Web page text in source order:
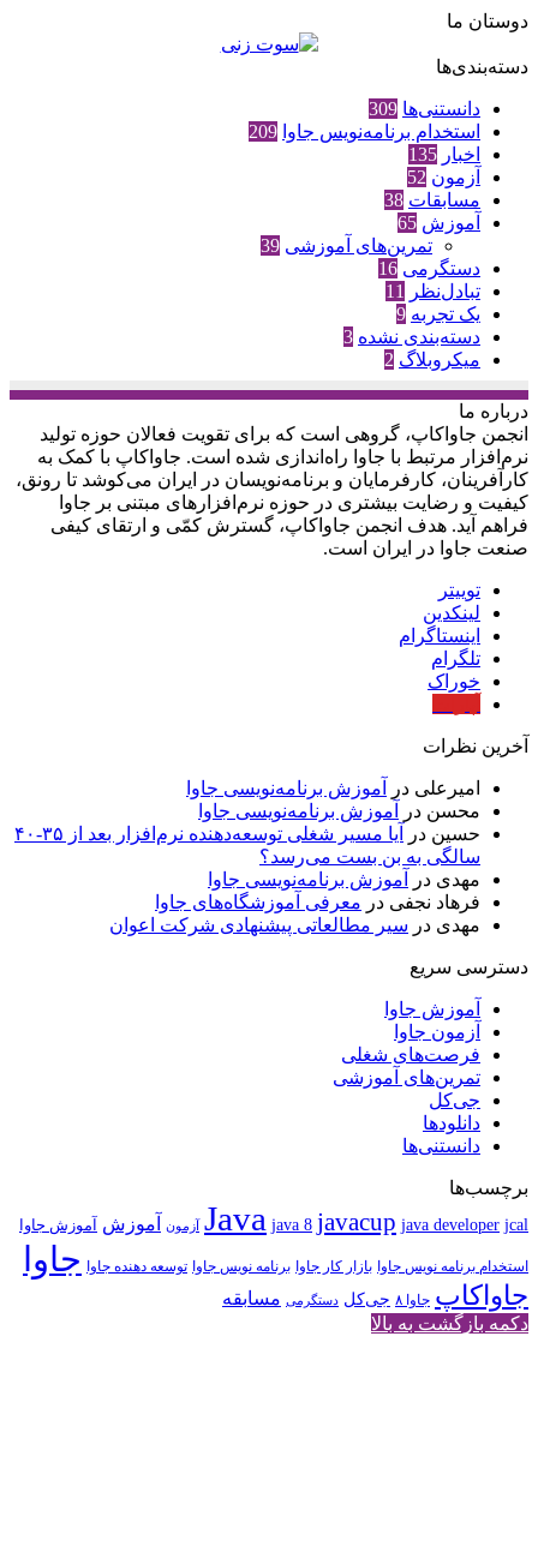
دوستان ما
دسته‌بندی‌ها
دانستنی‌ها 309
استخدام برنامه‌نویس جاوا 209
اخبار 135
آزمون 52
مسابقات 38
آموزش 65
تمرین‌های آموزشی 39
دستگرمی 16
تبادل‌نظر
11
یک تجربه 9
دسته‌بندی نشده 3
میکروبلاگ 2
درباره‌ ما
انجمن جاواکاپ، گروهی است که برای تقویت فعالان حوزه‌ تولید
نرم‌افزار مرتبط با جاوا راه‌اندازی شده است. جاواکاپ با کمک به
کارآفرینان، کارفرمایان و برنامه‌نویسان در ایران می‌کوشد تا رونق،
کیفیت و رضایت بیشتری در حوزه‌ نرم‌افزارهای مبتنی بر جاوا
فراهم آید. هدف انجمن جاواکاپ، گسترش کمّی و ارتقای کیفی
صنعت جاوا در ایران است.
توییتر
لینکدین
اینستاگرام
تلگرام
خوراک
آخرین نظرات
امیرعلی در
آموزش برنامه‌نویسی جاوا
محسن در
آموزش برنامه‌نویسی جاوا
حسین در
آیا مسیر شغلی توسعه‌دهنده نرم‌افزار بعد از ۳۵-۴۰
سالگی به بن بست می‌رسد؟
مهدی در
آموزش برنامه‌نویسی جاوا
فرهاد نجفی در معرفی آموزشگاه‌های جاوا
مهدی در سیر مطالعاتی پیشنهادی شرکت اعوان
دسترسی سریع
آموزش جاوا
آزمون جاوا
فرصت‌های شغلی
تمرین‌های آموزشی
جی‌کل
دانلودها
دانستنی‌ها
برچسب‌ها
Java java 8 javacup java developer jcal آزمون آموزش آموزش جاوا
استخدام برنامه نویس جاوا بازار کار جاوا برنامه نویس جاوا توسعه دهنده جاوا جاوا
جاواکاپ جاوا ۸ جی‌کل دستگرمی مسابقه
دکمه بازگشت به بالا